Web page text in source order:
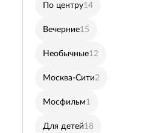
По центру14
Вечерние15
Необычные12
Москва-Сити2
Мосфильм1
Для детей18